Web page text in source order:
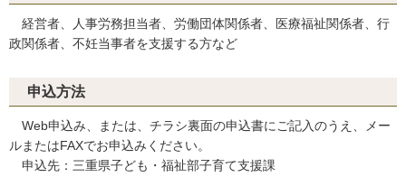
経営者、人事労務担当者、労働団体関係者、医療福祉関係者、行
政関係者、不妊当事者を支援する方など
申込方法
Web申込み、または、チラシ裏面の申込書にご記入のうえ、メー
ルまたはFAXでお申込みください。
申込先：三重県子ども・福祉部子育て支援課